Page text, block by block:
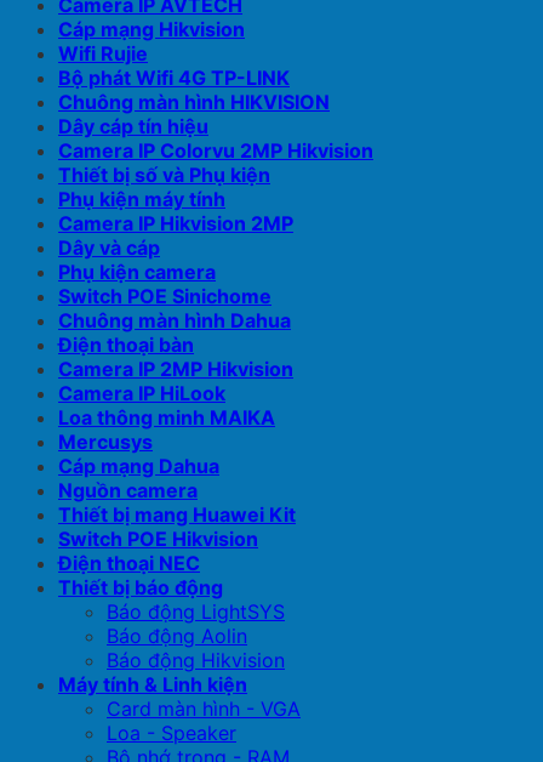
Camera IP AVTECH
Cáp mạng Hikvision
Wifi Rujie
Bộ phát Wifi 4G TP-LINK
Chuông màn hình HIKVISION
Dây cáp tín hiệu
Camera IP Colorvu 2MP Hikvision
Thiết bị số và Phụ kiện
Phụ kiện máy tính
Camera IP Hikvision 2MP
Dây và cáp
Phụ kiện camera
Switch POE Sinichome
Chuông màn hình Dahua
Điện thoại bàn
Camera IP 2MP Hikvision
Camera IP HiLook
Loa thông minh MAIKA
Mercusys
Cáp mạng Dahua
Nguồn camera
Thiết bị mang Huawei Kit
Switch POE Hikvision
Điện thoại NEC
Thiết bị báo động
Báo động LightSYS
Báo động Aolin
Báo động Hikvision
Máy tính & Linh kiện
Card màn hình - VGA
Loa - Speaker